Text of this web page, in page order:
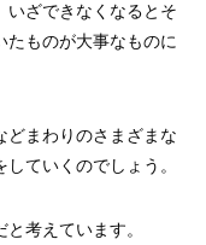
いざできなくなるとそ
たものが大事なものに
どまわりのさまざまな
ていくのでしょう。
考えています。